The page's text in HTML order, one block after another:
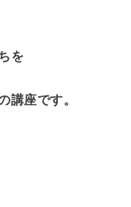
を
講座です。